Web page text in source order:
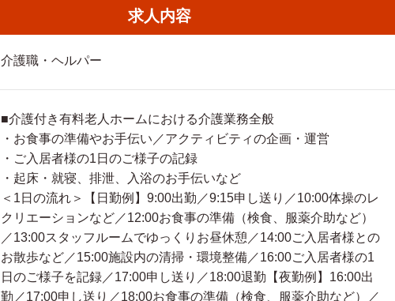
求人内容
介護職・ヘルパー
■介護付き有料老人ホームにおける介護業務全般
・お食事の準備やお手伝い／アクティビティの企画・運営
・ご入居者様の1日のご様子の記録
・起床・就寝、排泄、入浴のお手伝いなど
＜1日の流れ＞【日勤例】9:00出勤／9:15申し送り／10:00体操のレ
クリエーションなど／12:00お食事の準備（検食、服薬介助など）
／13:00スタッフルームでゆっくりお昼休憩／14:00ご入居者様との
お散歩など／15:00施設内の清掃・環境整備／16:00ご入居者様の1
日のご様子を記録／17:00申し送り／18:00退勤【夜勤例】16:00出
勤／17:00申し送り／18:00お食事の準備（検食、服薬介助など）／